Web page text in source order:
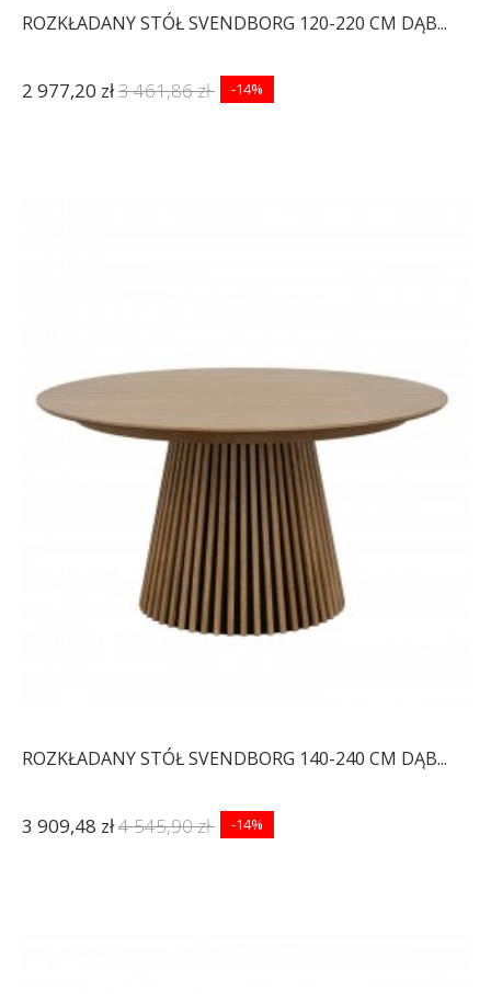
ROZKŁADANY STÓŁ SVENDBORG 120-220 CM DĄB...
2 977,20 zł3 461,86 zł -14%
ROZKŁADANY STÓŁ SVENDBORG 140-240 CM DĄB...
3 909,48 zł4 545,90 zł -14%